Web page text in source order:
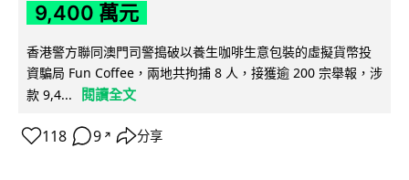
9,400 萬元
香港警方聯同澳門司警搗破以養生咖啡生意包裝的虛擬貨幣投
資騙局 Fun Coffee，兩地共拘捕 8 人，接獲逾 200 宗舉報，涉
款 9,4...
閱讀全文
118 9 ↗ 分享